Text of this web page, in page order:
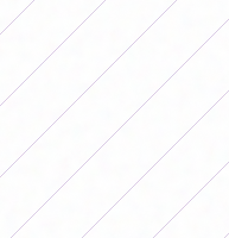
Frontón y Barracas
Arsenal y Almagro
tres puntos, mientras
de Quilmes. En
tuvo jornada libre.
de la fecha 7
C Femenina